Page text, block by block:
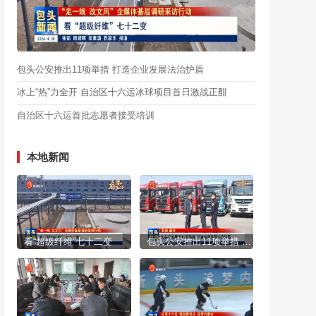
包头公安推出11项举措 打造企业发展法治护盾
冰上“热”力全开 自治区十六运冰球项目首日激战正酣
自治区十六运首批志愿者接受培训
本地新闻
看“超级纤维”七十二变 包头公安推出11项举措 打造企业发展法治护盾